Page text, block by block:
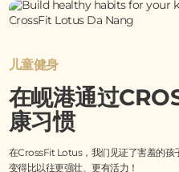
儿童健身
在岘港通过
康习惯
在CrossFit Lotus，我们见证了害羞的孩
变得比以往更强壮、更有活力！